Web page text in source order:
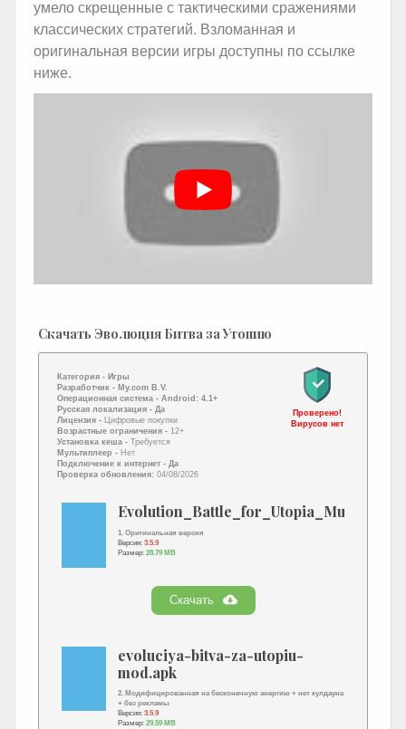
умело скрещенные с тактическими сражениями
классических стратегий. Взломанная и
оригинальная версии игры доступны по ссылке
ниже.
Скачать Эволюция Битва за Утопию
Категория - Игры
Разработчик - My.com B.V.
Операционная система - Android: 4.1+
Русская локализация - Да
Лицензия - Цифровые покупки
Возрастные ограничения - 12+
Установка кеша - Требуется
Мультиплеер - Нет
Подключение к интернет - Да
Проверка обновления: 04/08/2026
Проверено!
Вирусов нет
1. Оригинальная версия
Версия: 3.5.9
Размер: 28.79 MB
Скачать
evoluciya-bitva-za-utopiu-
mod.apk
2. Модифицированная на бесконечную энергию + нет кулдауна
+ без рекламы
Версия: 3.5.9
Размер: 29.59 MB